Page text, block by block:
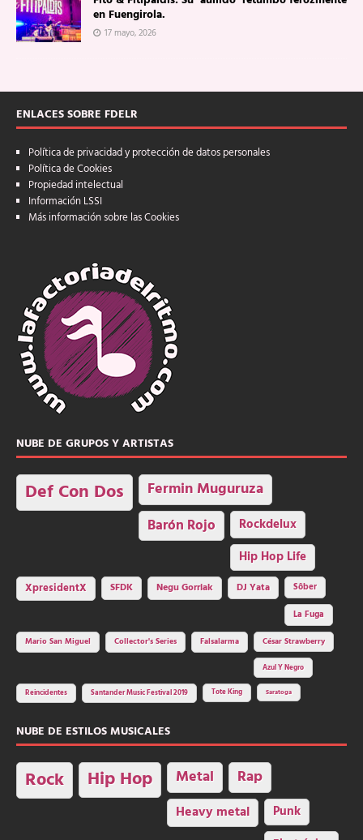
en Fuengirola.
17 mayo, 2026
ENLACES SOBRE FDELR
Política de privacidad y protección de datos personales
Política de Cookies
Propiedad intelectual
Información LSSI
Más información sobre las Cookies
NUBE DE GRUPOS Y ARTISTAS
Def Con Dos Fermin Muguruza
Barón Rojo Rockdelux
Hip Hop Life
XpresidentX SFDK Negu Gorriak DJ Yata
Sôber
La Fuga
Mario San Miguel
Collector's Series Falsalarma César Strawberry
Azul Y Negro
Reincidentes Santander Music Festival 2019 Tote King Saratoga
NUBE DE ESTILOS MUSICALES
Rock Hip Hop Metal Rap
Heavy metal Punk